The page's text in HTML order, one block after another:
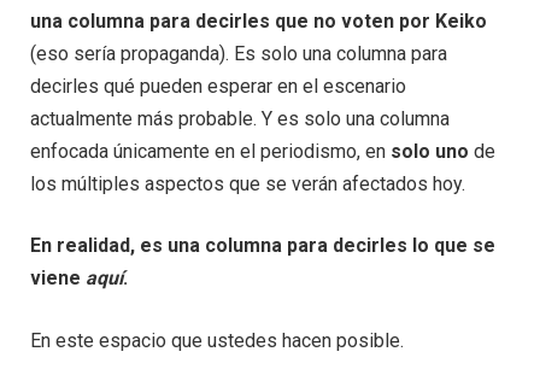
una columna para decirles que no voten por Keiko
(eso sería propaganda). Es solo una columna para
decirles qué pueden esperar en el escenario
actualmente más probable. Y es solo una columna
enfocada únicamente en el periodismo, en solo uno de
los múltiples aspectos que se verán afectados hoy.
En realidad, es una columna para decirles lo que se
viene aquí.
En este espacio que ustedes hacen posible.